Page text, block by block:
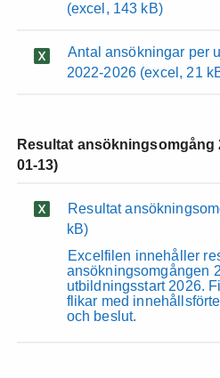
(excel, 143 kB)
Antal ansökningar per
2022-2026 (excel, 21
Resultat ansökningsomgång
01-13)
Resultat
kB)
Excelfilen innehåller
ansökningsomgången
utbildningsstart 2026.
flikar med
och beslut.